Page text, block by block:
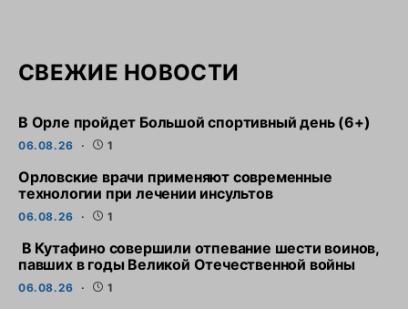
СВЕЖИЕ НОВОСТИ
В Орле пройдет Большой спортивный день (6+)
06.08.26 1
Орловские врачи применяют современные
технологии при лечении инсультов
06.08.26 1
В Кутафино совершили отпевание шести воинов,
павших в годы Великой Отечественной войны
06.08.26 1